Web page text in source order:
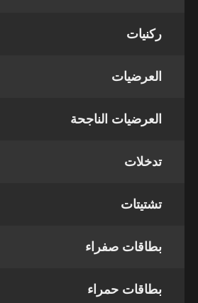
ركنيات
العرضيات
العرضيات الناجحة
تدخلات
تشتيتات
بطاقات صفراء
بطاقات حمراء